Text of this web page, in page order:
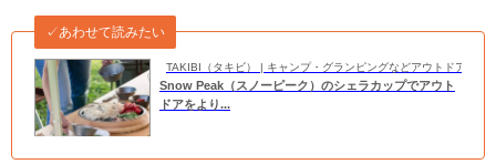
TAKIBI（タキビ） | キャンプ・グランピングなどアウトドアの総
✓あわせて読みたい
Snow Peak（スノーピーク）のシェラカップでアウト
ドアをより...